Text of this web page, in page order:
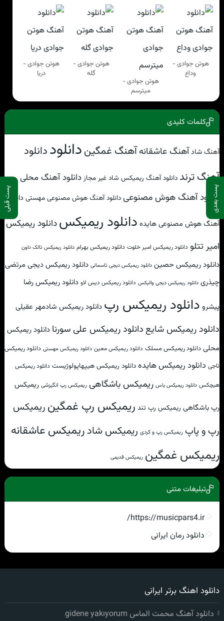
پست بعدی پست قبلی
هوتن جوادی -
وداع
هوتن جوادی -
میترسم
هوتن جوادی -
گله
هوتن جوادی -
دریا
کلمات کلیدی
آهنگ شادآهنگ عاشقانهآهنگ غمگیندانلوددانلود
آهنگ ترند دانلود آهنگ ریمیکس شاد غیر مجاز دانلود آهنگ محلی
دانلود آهنگ هوش مصنوعیدانلود آهنگ هوش مصنوعی مهستیدانلود
آهنگ هوش مصنوعی هایده دانلود ریمیکسدانلود ریمیکس
امیر تتلو دانلود ریمیکس امیر خلوت دانلود ریمیکس بهرام دانلود ریمیکس تالک داون
دانلود ریمیکس حصین دانلود ریمیکس دیجی تاسمانی دانلود ریمیکس دیجی مرتضی
چیذری دانلود ریمیکس دیجی والیکس دانلود ریمیکس دیس لاو دانلود ریمیکس رضا
پیشرو دانلود ریمیکس رپ دانلود ریمیکس شادمهر عقیلی
دانلود ریمیکس شایع دانلود ریمیکس علی سورنا دانلود ریمیکس
محلی دانلود ریمیکس مسلک دانلود ریمیکس معین دانلود ریمیکس مهستی دانلود ریمیکس
ناجی دانلود ریمیکس هایدهدانلود ریمیکس هیپهاپولوژیست دانلود ریمیکس
هیچکس دانلود ریمیکس یاس ریمیکس باشگاهی ریمیکس رپ انگیزشی ریمیکس
رپ باشگاهی ریمیکس رپ تند ریمیکس رپ غمگین ریمیکس
رپ و پاپ ریمیکس رپ و کردی ریمیکس شادریمیکس عاشقانه
ریمیکس غمگین ریمیکس قدیمی
تبلیغات متنی
https://musicpars4.ir/
دانلود رمان ایرانی
دانلود اهنگ برتر ایرانی
دانلود آهنگ محمت الماس gidene yakıyorum